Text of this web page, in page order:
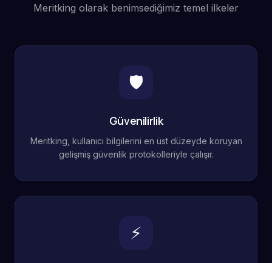
Meritking olarak benimsediğimiz temel ilkeler
🛡️
Güvenilirlik
Meritking, kullanıcı bilgilerini en üst düzeyde koruyan
gelişmiş güvenlik protokolleriyle çalışır.
⚡